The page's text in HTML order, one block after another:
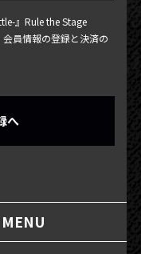
』Rule the Stage
員情報の登録と決済の
へ